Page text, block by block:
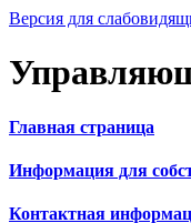
Версия для
Главная страница
Информация для
Контактная